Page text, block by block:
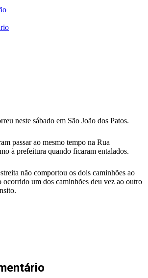
neste sábado em São João dos Patos.
passar ao mesmo tempo na Rua
à prefeitura quando ficaram entalados.
não comportou os dois caminhões ao
ocorrido um dos caminhões deu vez ao outro